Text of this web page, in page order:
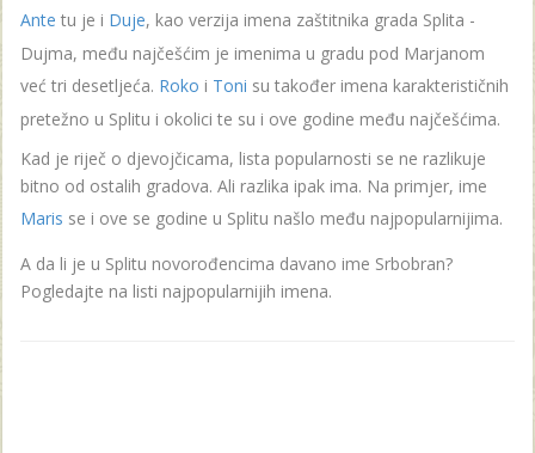
Ante tu je i Duje, kao verzija imena zaštitnika grada Splita -
Dujma, među najčešćim je imenima u gradu pod Marjanom
već tri desetljeća. Roko i Toni su također imena karakterističnih
pretežno u Splitu i okolici te su i ove godine među najčešćima.
Kad je riječ o djevojčicama, lista popularnosti se ne razlikuje
bitno od ostalih gradova. Ali razlika ipak ima. Na primjer, ime
Maris se i ove se godine u Splitu našlo među najpopularnijima.
A da li je u Splitu novorođencima davano ime Srbobran?
Pogledajte na listi najpopularnijih imena.